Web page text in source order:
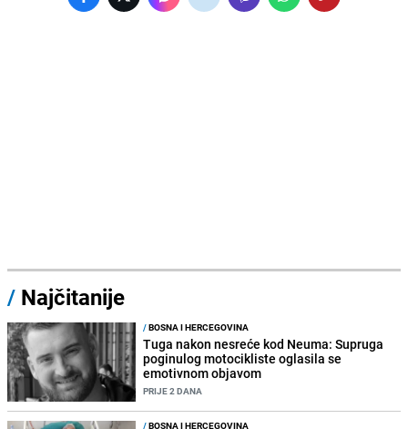
/ Najčitanije
/BOSNA I HERCEGOVINA
Tuga nakon nesreće kod Neuma: Supruga
poginulog motocikliste oglasila se
emotivnom objavom
PRIJE 2 DANA
/BOSNA I HERCEGOVINA